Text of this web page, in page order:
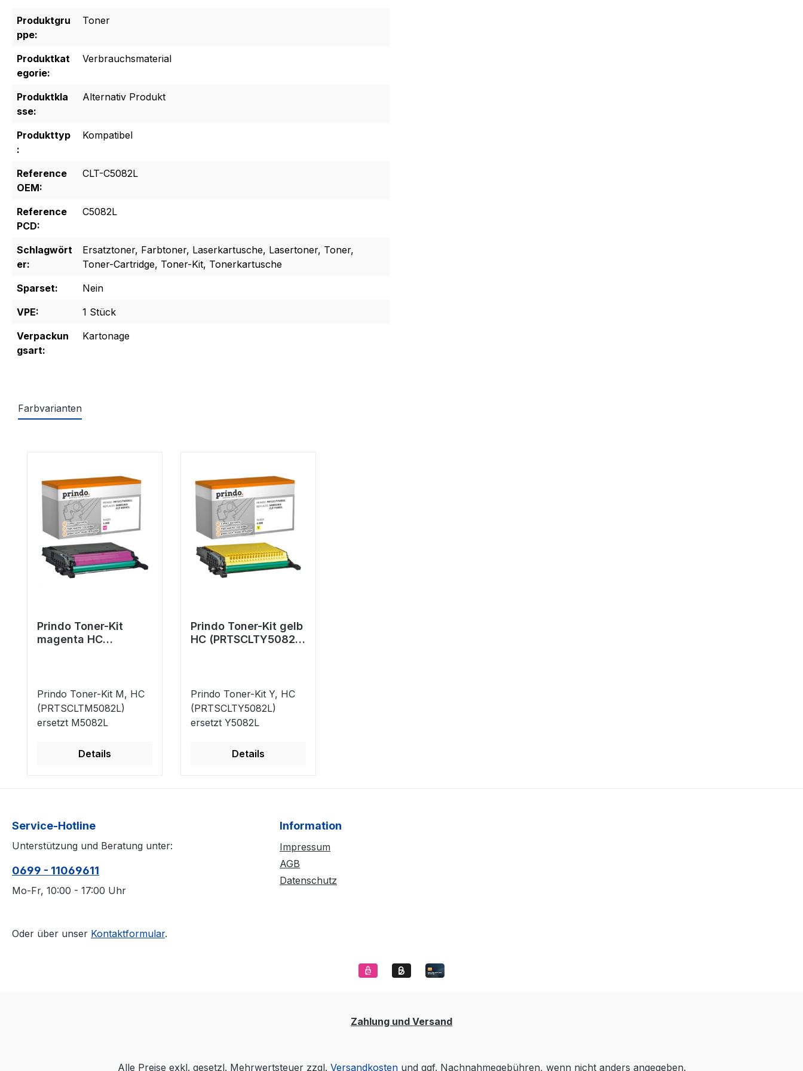
Produktgru
ppe:
Toner
Produktkat
egorie:
Verbrauchsmaterial
Produktkla
sse:
Alternativ Produkt
Produkttyp
:
Kompatibel
Reference
OEM:
CLT-C5082L
Reference
PCD:
C5082L
Schlagwört
er:
Ersatztoner, Farbtoner, Laserkartusche, Lasertoner, Toner,
Toner-Cartridge, Toner-Kit, Tonerkartusche
Sparset:
Nein
VPE:
1 Stück
Verpackun
gsart:
Kartonage
Farbvarianten
Prindo Toner-Kit
magenta HC
Prindo Toner-Kit M, HC
(PRTSCLTM5082L)
ersetzt M5082L
Details
Prindo Toner-Kit gelb
HC (PRTSCLTY5082L)
Prindo Toner-Kit Y, HC
(PRTSCLTY5082L)
ersetzt Y5082L
Details
Service-Hotline
Unterstützung und Beratung unter:
0699 - 11069611
Mo-Fr, 10:00 - 17:00 Uhr
Oder über unser Kontaktformular.
Information
Impressum
AGB
Datenschutz
Zahlung und Versand
Alle Preise exkl. gesetzl. Mehrwertsteuer zzgl. Versandkostenund ggf. Nachnahmegebühren, wenn nicht anders angegeben.